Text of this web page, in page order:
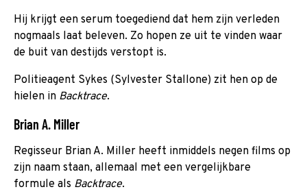
Hij krijgt een serum toegediend dat hem zijn verleden
nogmaals laat beleven. Zo hopen ze uit te vinden waar
de buit van destijds verstopt is.
Politieagent Sykes (Sylvester Stallone) zit hen op de
hielen in Backtrace.
Brian A. Miller
Regisseur Brian A. Miller heeft inmiddels negen films op
zijn naam staan, allemaal met een vergelijkbare
formule als Backtrace.